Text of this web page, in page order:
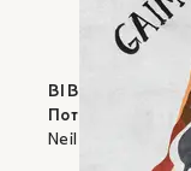
ΒΙΒΛΙΑ ΣΤΟΝ
Ποτέ και
Neil Gaiman